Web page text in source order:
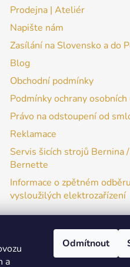
a
Odmítnout
Prodejna | Ateliér
Napište nám
Zasílání na Slovensko a do
Blog
Obchodní podmínky
Podmínky ochrany osobních
Právo na odstoupení od
Reklamace
Servis šicích strojů Bernina /
Bernette
Informace o zpětném odběru
vysloužilých elektrozařízení
aja.cz